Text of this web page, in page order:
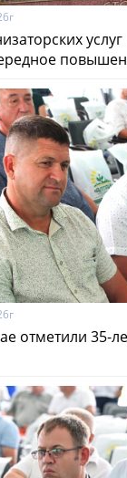
отметили 35-